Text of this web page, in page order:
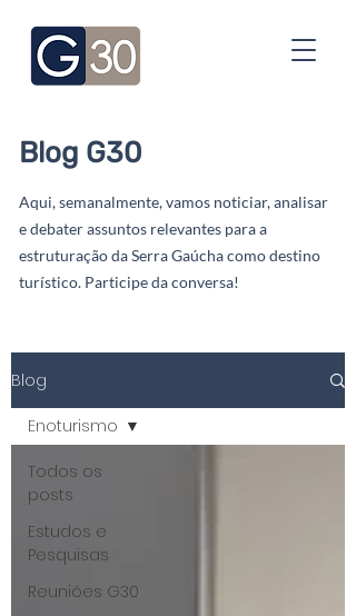
Blog G30
Aqui, semanalmente, vamos noticiar, analisar
e debater assuntos relevantes para a
estruturação da Serra Gaúcha como destino
turístico. Participe da conversa!
Blog
Todos os
posts
Estudos e
Pesquisas
Reuniões G30
Enoturismo